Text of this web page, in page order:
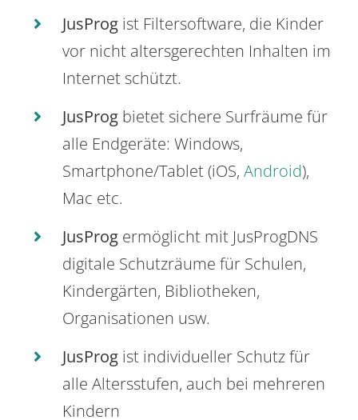
JusProg ist Filtersoftware, die Kinder
vor nicht altersgerechten Inhalten im
Internet schützt.
JusProg bietet sichere Surfräume für
alle Endgeräte: Windows,
Smartphone/Tablet (iOS, Android),
Mac etc.
JusProg ermöglicht mit JusProgDNS
digitale Schutzräume für Schulen,
Kindergärten, Bibliotheken,
Organisationen usw.
JusProg ist individueller Schutz für
alle Altersstufen, auch bei mehreren
Kindern